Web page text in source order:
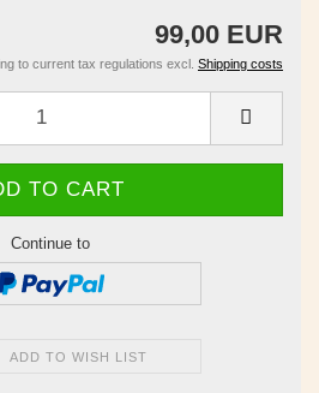
99,00 EUR
to current tax regulations excl. Shipping costs
Continue to
ADD TO WISH LIST